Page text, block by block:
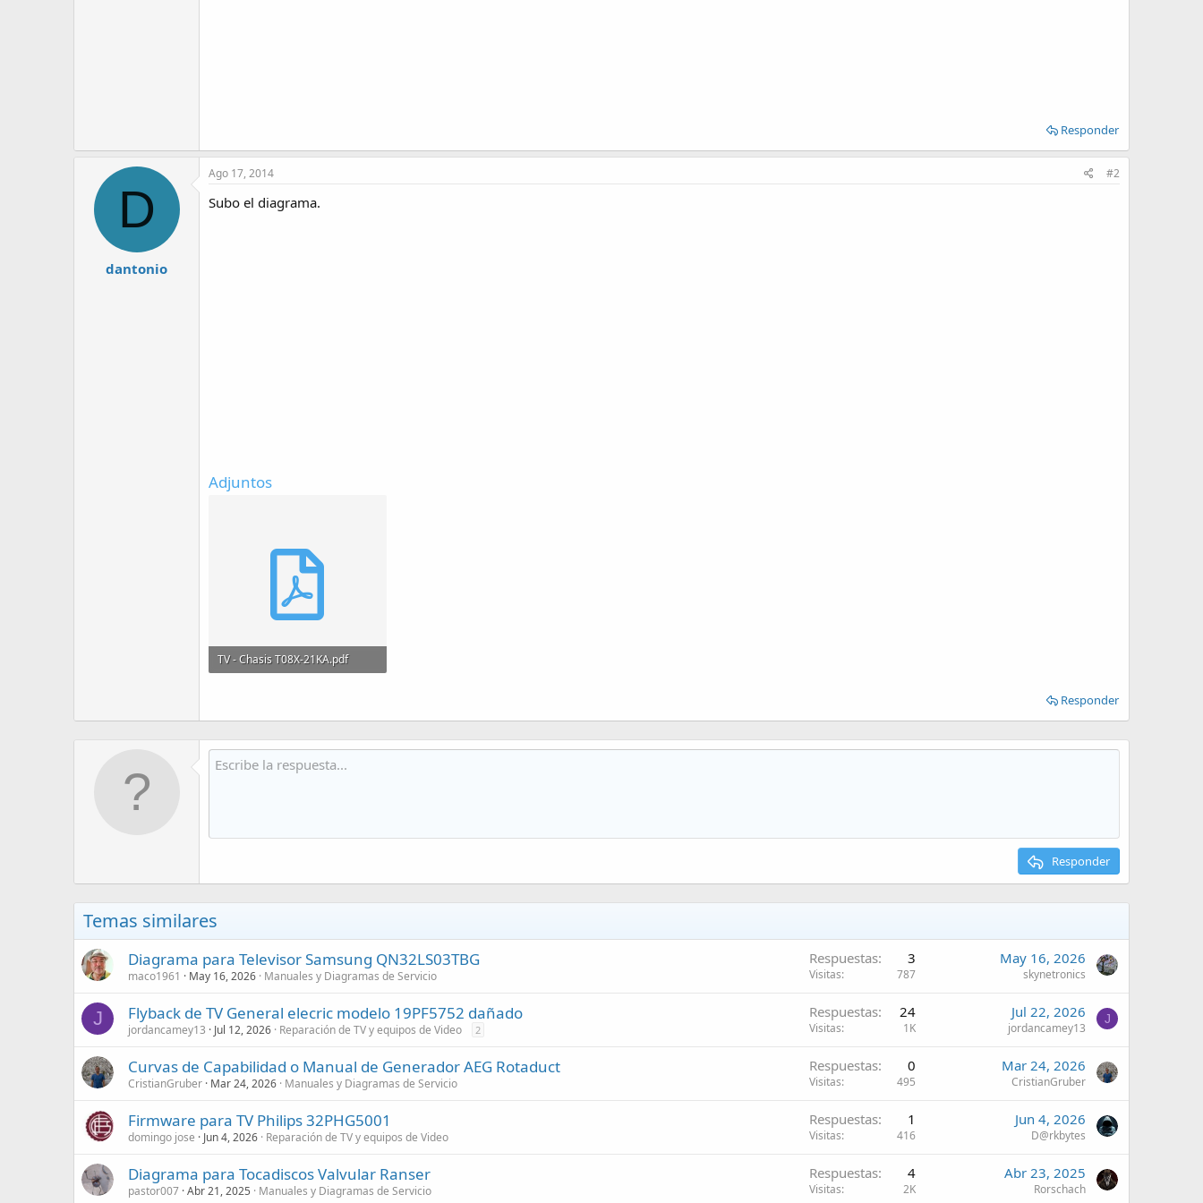
Responder
D
dantonio
Ago 17, 2014 #2
Subo el diagrama.
Adjuntos
TV - Chasis T08X-21KA.pdf
Responder
Responder
Temas similares
Diagrama para Televisor Samsung QN32LS03TBG
maco1961 May 16, 2026 Manuales y Diagramas de Servicio
Respuestas 3
Visitas 787
May 16, 2026
skynetronics
J Flyback de TV General elecric modelo 19PF5752 dañado
jordancamey13 Jul 12, 2026 Reparación de TV y equipos de Video 2
Respuestas 24
Visitas 1K
Jul 22, 2026
jordancamey13
J
Curvas de Capabilidad o Manual de Generador AEG Rotaduct
CristianGruber Mar 24, 2026 Manuales y Diagramas de Servicio
Respuestas 0
Visitas 495
Mar 24, 2026
CristianGruber
Firmware para TV Philips 32PHG5001
domingo jose Jun 4, 2026 Reparación de TV y equipos de Video
Respuestas 1
Visitas 416
Jun 4, 2026
D@rkbytes
Diagrama para Tocadiscos Valvular Ranser
pastor007 Abr 21, 2025 Manuales y Diagramas de Servicio
Respuestas 4
Visitas 2K
Abr 23, 2025
Rorschach